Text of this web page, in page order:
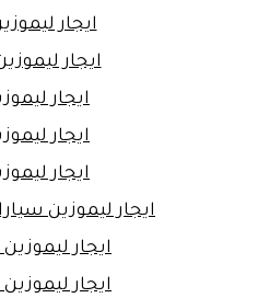
ايجار
ايجار
ايجار
ايجار
ايجار
ايجار ليموزين
ايجار
ايجار